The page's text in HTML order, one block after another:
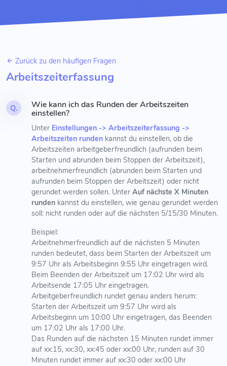
Zurück zu den häufigen Fragen
Arbeitszeiterfassung
Q. Wie kann ich das Runden der Arbeitszeiten
einstellen?
Unter Einstellungen -> Arbeitszeiterfassung ->
Arbeitszeiten runden kannst du einstellen, ob die
Arbeitszeiten arbeitgeberfreundlich (aufrunden beim
Starten und abrunden beim Stoppen der Arbeitszeit),
arbeitnehmerfreundlich (abrunden beim Starten und
aufrunden beim Stoppen der Arbeitszeit) oder nicht
gerundet werden sollen. Unter Auf nächste X Minuten
runden kannst du einstellen, wie genau gerundet werden
soll: nicht runden oder auf die nächsten 5/15/30 Minuten.
Beispiel:
Arbeitnehmerfreundlich auf die nächsten 5 Minuten
runden bedeutet, dass beim Starten der Arbeitszeit um
9:57 Uhr als Arbeitsbeginn 9:55 Uhr eingetragen wird.
Beim Beenden der Arbeitszeit um 17:02 Uhr wird als
Arbeitsende 17:05 Uhr eingetragen.
Arbeitgeberfreundlich rundet genau anders herum:
Starten der Arbeitszeit um 9:57 Uhr wird als
Arbeitsbeginn um 10:00 Uhr eingetragen, das Beenden
um 17:02 Uhr als 17:00 Uhr.
Das Runden auf die nächsten 15 Minuten rundet immer
auf xx:15, xx:30, xx:45 oder xx:00 Uhr, runden auf 30
Minuten rundet immer auf xx:30 oder xx:00 Uhr